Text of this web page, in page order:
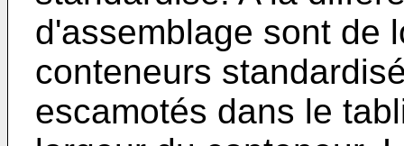
d'assemblage sont de
conteneurs
escamotés dans le